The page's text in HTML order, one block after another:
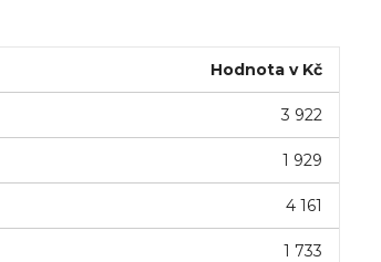
Hodnota v Kč
3 922
1 929
4 161
1 733